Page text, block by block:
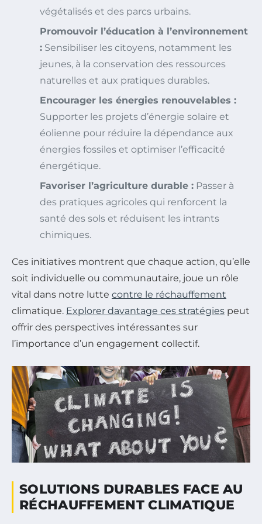
végétalisés et des parcs urbains.
Promouvoir l’éducation à l’environnement
: Sensibiliser les citoyens, notamment les
jeunes, à la conservation des ressources
naturelles et aux pratiques durables.
Encourager les énergies renouvelables :
Supporter les projets d’énergie solaire et
éolienne pour réduire la dépendance aux
énergies fossiles et optimiser l’efficacité
énergétique.
Favoriser l’agriculture durable : Passer à
des pratiques agricoles qui renforcent la
santé des sols et réduisent les intrants
chimiques.
Ces initiatives montrent que chaque action, qu’elle
soit individuelle ou communautaire, joue un rôle
vital dans notre lutte contre le réchauffement
climatique. Explorer davantage ces stratégies peut
offrir des perspectives intéressantes sur
l’importance d’un engagement collectif.
SOLUTIONS DURABLES FACE AU
RÉCHAUFFEMENT CLIMATIQUE